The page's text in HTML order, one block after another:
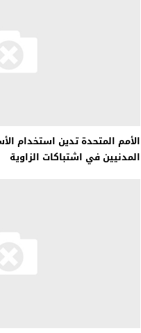
الأمم المتحدة تدين استخدام
المدنيين في اشتباكات الزاوية